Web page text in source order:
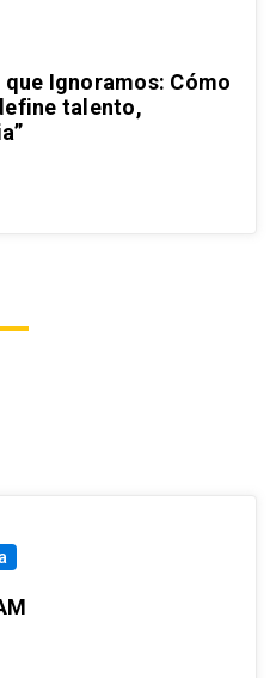
Ignoramos: Cómo
talento,